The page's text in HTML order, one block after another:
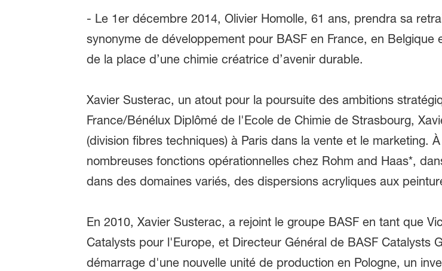
- Le 1er décembre 2014, Olivier Homolle, 61 ans, prendra sa
synonyme de développement pour BASF en France, en
de la place d’une chimie créatrice d’avenir durable.
Xavier Susterac, un atout pour la poursuite des ambitions
France/Bénélux Diplômé de l'Ecole de Chimie de Strasbourg,
(division fibres techniques) à Paris dans la vente et le marketing.
nombreuses fonctions opérationnelles chez Rohm and Haas*,
dans des domaines variés, des dispersions acryliques aux
En 2010, Xavier Susterac, a rejoint le groupe BASF en tant que
Catalysts pour l'Europe, et Directeur Général de BASF Catalysts
démarrage d'une nouvelle unité de production en Pologne, un